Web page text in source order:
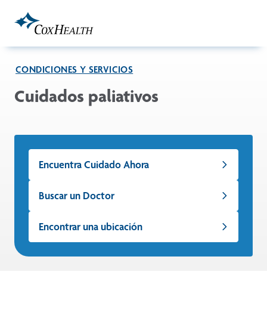
CONDICIONES Y SERVICIOS
Cuidados paliativos
Encuentra Cuidado Ahora
Buscar un Doctor
Encontrar una ubicación